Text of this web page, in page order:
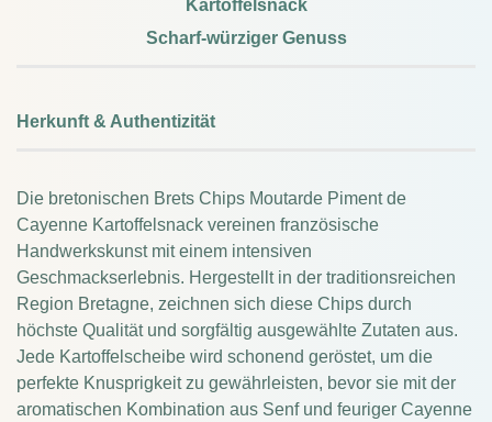
Kartoffelsnack
Scharf-würziger Genuss
Herkunft & Authentizität
Die bretonischen Brets Chips Moutarde Piment de
Cayenne Kartoffelsnack vereinen französische
Handwerkskunst mit einem intensiven
Geschmackserlebnis. Hergestellt in der traditionsreichen
Region Bretagne, zeichnen sich diese Chips durch
höchste Qualität und sorgfältig ausgewählte Zutaten aus.
Jede Kartoffelscheibe wird schonend geröstet, um die
perfekte Knusprigkeit zu gewährleisten, bevor sie mit der
aromatischen Kombination aus Senf und feuriger Cayenne